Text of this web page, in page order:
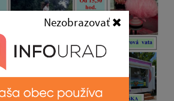
Nezobrazovať